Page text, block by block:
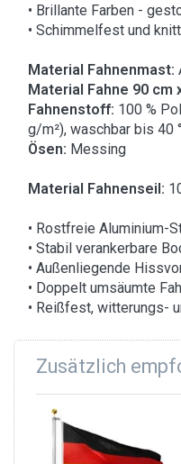
• Brillante Farben -
• Schimmelfest und
Material Fahnenmast:
Material Fahne 90 cm
Fahnenstoff: 100 %
g/m²), waschbar bis 40
Ösen: Messing
Material Fahnenseil:
• Rostfreie Aluminium-
• Stabil verankerbare
• Außenliegende
• Doppelt umsäumte
• Reißfest, witterungs-
Zusätzlich